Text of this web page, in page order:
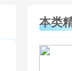
本类